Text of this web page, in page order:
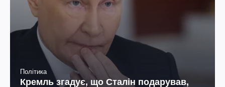
Політика
Кремль згадує, що Сталін подарував,